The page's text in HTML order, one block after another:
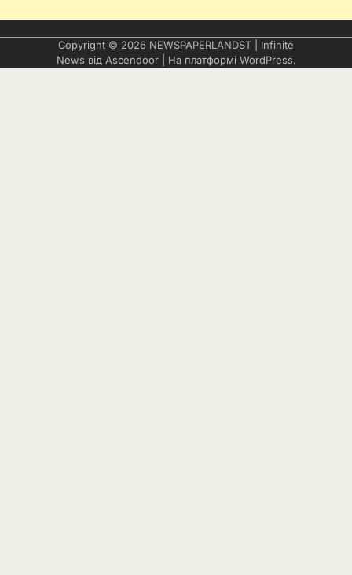
Copyright © 2026 NEWSPAPERLANDST | Infinite
News від Ascendoor| На платформі WordPress.